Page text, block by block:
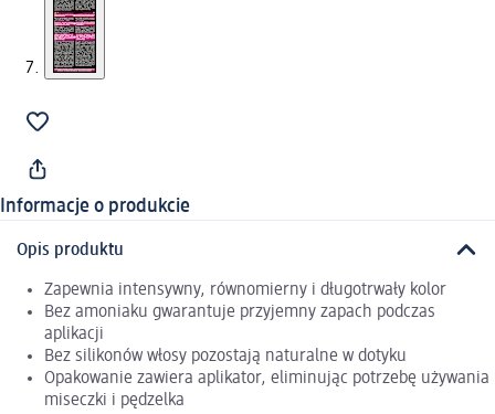
Informacje o produkcie
Opis produktu
Zapewnia intensywny, równomierny i długotrwały kolor
Bez amoniaku gwarantuje przyjemny zapach podczas
aplikacji
Bez silikonów włosy pozostają naturalne w dotyku
Opakowanie zawiera aplikator, eliminując potrzebę używania
miseczki i pędzelka